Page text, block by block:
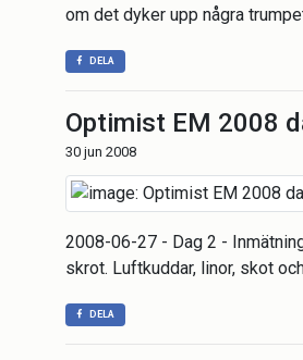
om det dyker upp några
DELA
Optimist EM 2008
30 jun 2008
2008-06-27 - Dag 2 -
skrot. Luftkuddar, linor, skot
DELA